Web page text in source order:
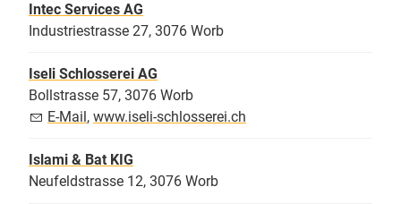
Intec Services AG
Industriestrasse 27, 3076 Worb
Iseli Schlosserei AG
Bollstrasse 57, 3076 Worb
E-Mail , www.iseli-schlosserei.ch
Islami & Bat KIG
Neufeldstrasse 12, 3076 Worb